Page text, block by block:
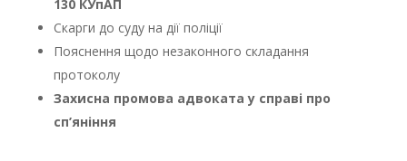
130 КУпАП
Скарги до суду на дії поліції
Пояснення щодо незаконного складання
протоколу
Захисна промова адвоката у справі про
сп’яніння